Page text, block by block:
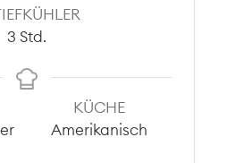
3Stunden
Std.
KÜCHE
Amerikanisch